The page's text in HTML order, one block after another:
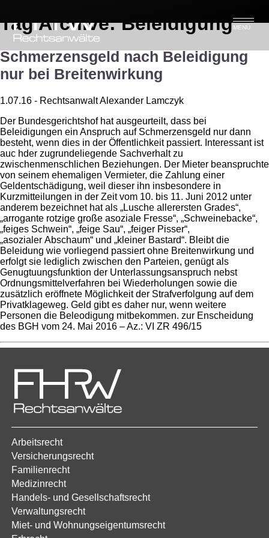
MENÜ
Tag Archive: Beleidigung
Schmerzensgeld nach Beleidigung
nur bei Breitenwirkung
1.07.16 - Rechtsanwalt Alexander Lamczyk
Der Bundesgerichtshof hat ausgeurteilt, dass bei
Beleidigungen ein Anspruch auf Schmerzensgeld nur dann
besteht, wenn dies in der Öffentlichkeit passiert. Interessant ist
auc hder zugrundeliegende Sachverhalt zu
zwischenmenschlichen Beziehungen. Der Mieter beanspruchte
von seinem ehemaligen Vermieter, die Zahlung einer
Geldentschädigung, weil dieser ihn insbesondere in
Kurzmitteilungen in der Zeit vom 10. bis 11. Juni 2012 unter
anderem bezeichnet hat als „Lusche allerersten Grades“,
„arrogante rotzige große asoziale Fresse“, „Schweinebacke“,
„feiges Schwein“, „feige Sau“, „feiger Pisser“,
„asozialer Abschaum“ und „kleiner Bastard“. Bleibt die
Beleidung wie vorliegend passiert ohne Breitenwirkung und
erfolgt sie lediglich zwischen den Parteien, genügt als
Genugtuungsfunktion der Unterlassungsanspruch nebst
Ordnungsmittelverfahren bei Wiederholungen sowie die
zusätzlich eröffnete Möglichkeit der Strafverfolgung auf dem
Privatklageweg. Geld gibt es daher nur, wenn weitere
Personen die Beleodigung mitbekommen. zur Enscheidung
des BGH vom 24. Mai 2016 – Az.: VI ZR 496/15
Arbeitsrecht
Versicherungsrecht
Familienrecht
Medizinrecht
Handels- und Gesellschaftsrecht
Verwaltungsrecht
Miet- und Wohnungseigentumsrecht